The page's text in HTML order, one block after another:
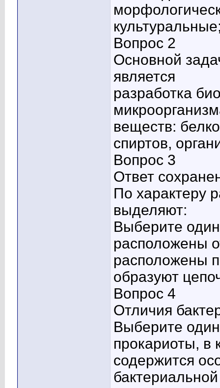
Вопрос 2
Основной
является
разработка
веществ:
спиртов,
Вопрос 3
Ответ
По характеру
выделяют:
Выберите
расположены
расположены
образуют
Вопрос 4
Отличия
Выберите
прокариоты, в
содержится